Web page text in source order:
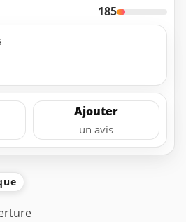
185
Ajouter
un avis